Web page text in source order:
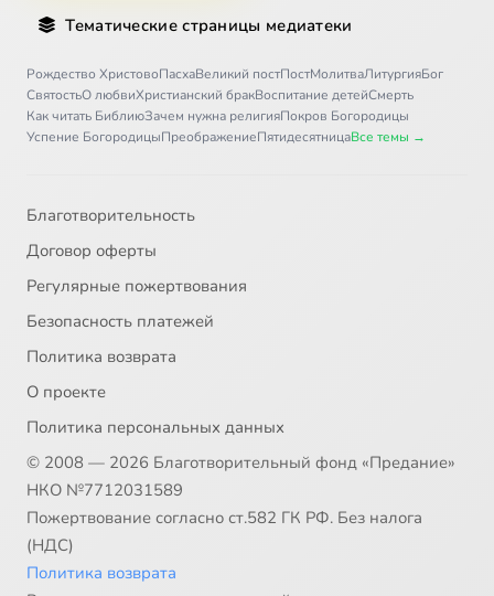
Тематические страницы медиатеки
Рождество ХристовоПасхаВеликий постПостМолитваЛитургияБог
СвятостьО любвиХристианский бракВоспитание детейСмерть
Как читать БиблиюЗачем нужна религияПокров Богородицы
Успение БогородицыПреображениеПятидесятницаВсе темы →
Благотворительность
Договор оферты
Регулярные пожертвования
Безопасность платежей
Политика возврата
О проекте
Политика персональных данных
© 2008 — 2026 Благотворительный фонд «Предание»
НКО №7712031589
Пожертвование согласно ст.582 ГК РФ. Без налога
(НДС)
Политика возврата